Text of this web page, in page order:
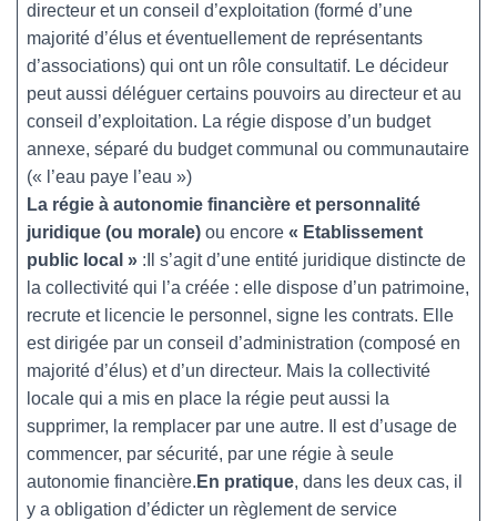
directeur et un conseil d’exploitation (formé d’une
majorité d’élus et éventuellement de représentants
d’associations) qui ont un rôle consultatif. Le décideur
peut aussi déléguer certains pouvoirs au directeur et au
conseil d’exploitation. La régie dispose d’un budget
annexe, séparé du budget communal ou communautaire
(« l’eau paye l’eau »)
La régie à autonomie financière et personnalité
juridique (ou morale) ou encore « Etablissement
public local » :Il s’agit d’une entité juridique distincte de
la collectivité qui l’a créée : elle dispose d’un patrimoine,
recrute et licencie le personnel, signe les contrats. Elle
est dirigée par un conseil d’administration (composé en
majorité d’élus) et d’un directeur. Mais la collectivité
locale qui a mis en place la régie peut aussi la
supprimer, la remplacer par une autre. Il est d’usage de
commencer, par sécurité, par une régie à seule
autonomie financière. En pratique, dans les deux cas, il
y a obligation d’édicter un règlement de service